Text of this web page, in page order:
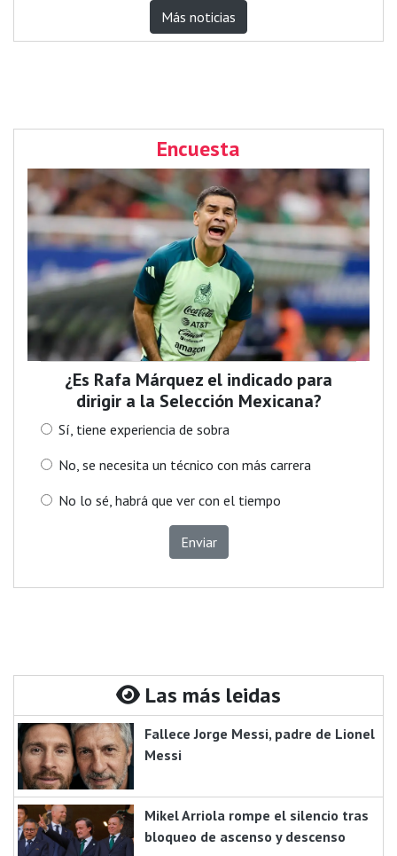
Más noticias
Encuesta
¿Es Rafa Márquez el indicado para
dirigir a la Selección Mexicana?
Sí, tiene experiencia de sobra
No, se necesita un técnico con más carrera
No lo sé, habrá que ver con el tiempo
Enviar
Las más leidas
Fallece Jorge Messi, padre de Lionel
Messi
Mikel Arriola rompe el silencio tras
bloqueo de ascenso y descenso